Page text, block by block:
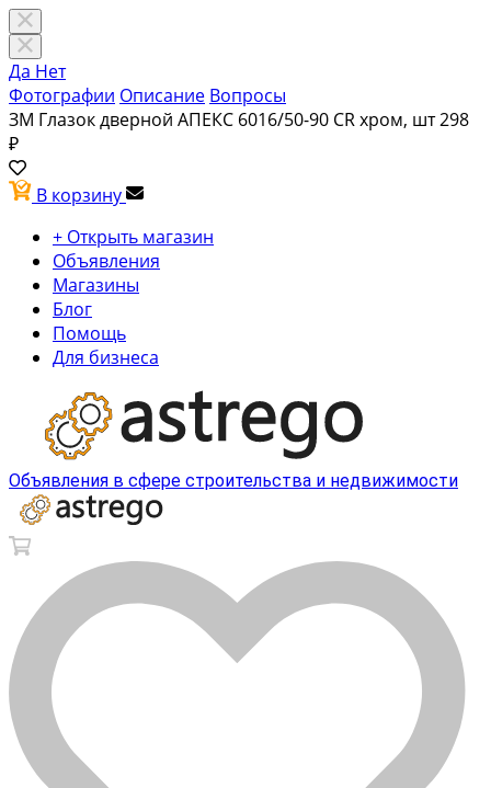
Да Нет
Фотографии Описание Вопросы
ЗМ Глазок дверной АПЕКС 6016/50-90 CR хром, шт298
₽
В корзину
+ Открыть магазин
Объявления
Магазины
Блог
Помощь
Для бизнеса
Объявления в сфере строительства и недвижимости